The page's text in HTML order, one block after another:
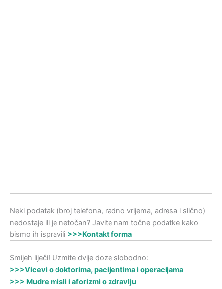
Neki podatak (broj telefona, radno vrijema, adresa i slično)
nedostaje ili je netočan? Javite nam točne podatke kako
bismo ih ispravili >>>Kontakt forma
Smijeh liječi! Uzmite dvije doze slobodno:
>>>Vicevi o doktorima, pacijentima i operacijama
>>> Mudre misli i aforizmi o zdravlju